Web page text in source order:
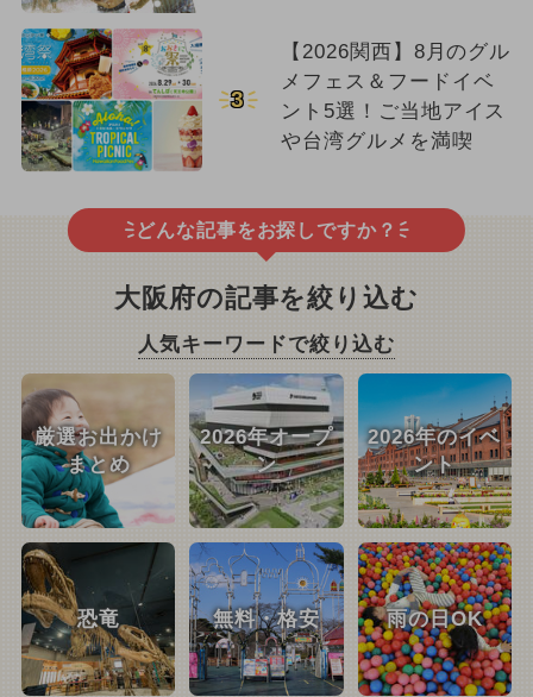
3
【2026関西】8月のグル
メフェス＆フードイベ
ント5選！ご当地アイス
や台湾グルメを満喫
どんな記事をお探しですか？
大阪府の記事を絞り込む
人気キーワードで絞り込む
厳選お出かけ
まとめ
2026年オープ
ン
2026年のイベ
ント
恐竜 無料・格安 雨の日OK